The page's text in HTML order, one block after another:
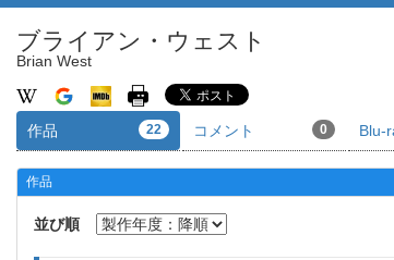
ブライアン・ウェスト
Brian West
作品 22 コメント 0 Blu-
作品
並び順